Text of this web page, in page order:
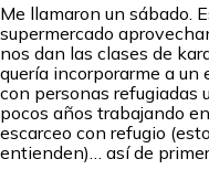
Me llamaron un sábado.
supermercado
nos dan las clases de
quería incorporarme a
con personas refugiadas
pocos años trabajando
escarceo con refugio
entienden)… así de